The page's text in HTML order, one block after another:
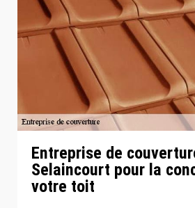
Entreprise de
Selaincourt pour la
votre toit